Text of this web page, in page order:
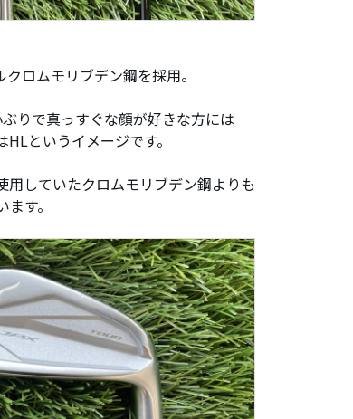
ロムモリブデン鋼を採用。
りで真っすぐな顔が好きな方には
というイメージです。
していたクロムモリブデン鋼よりも
す。